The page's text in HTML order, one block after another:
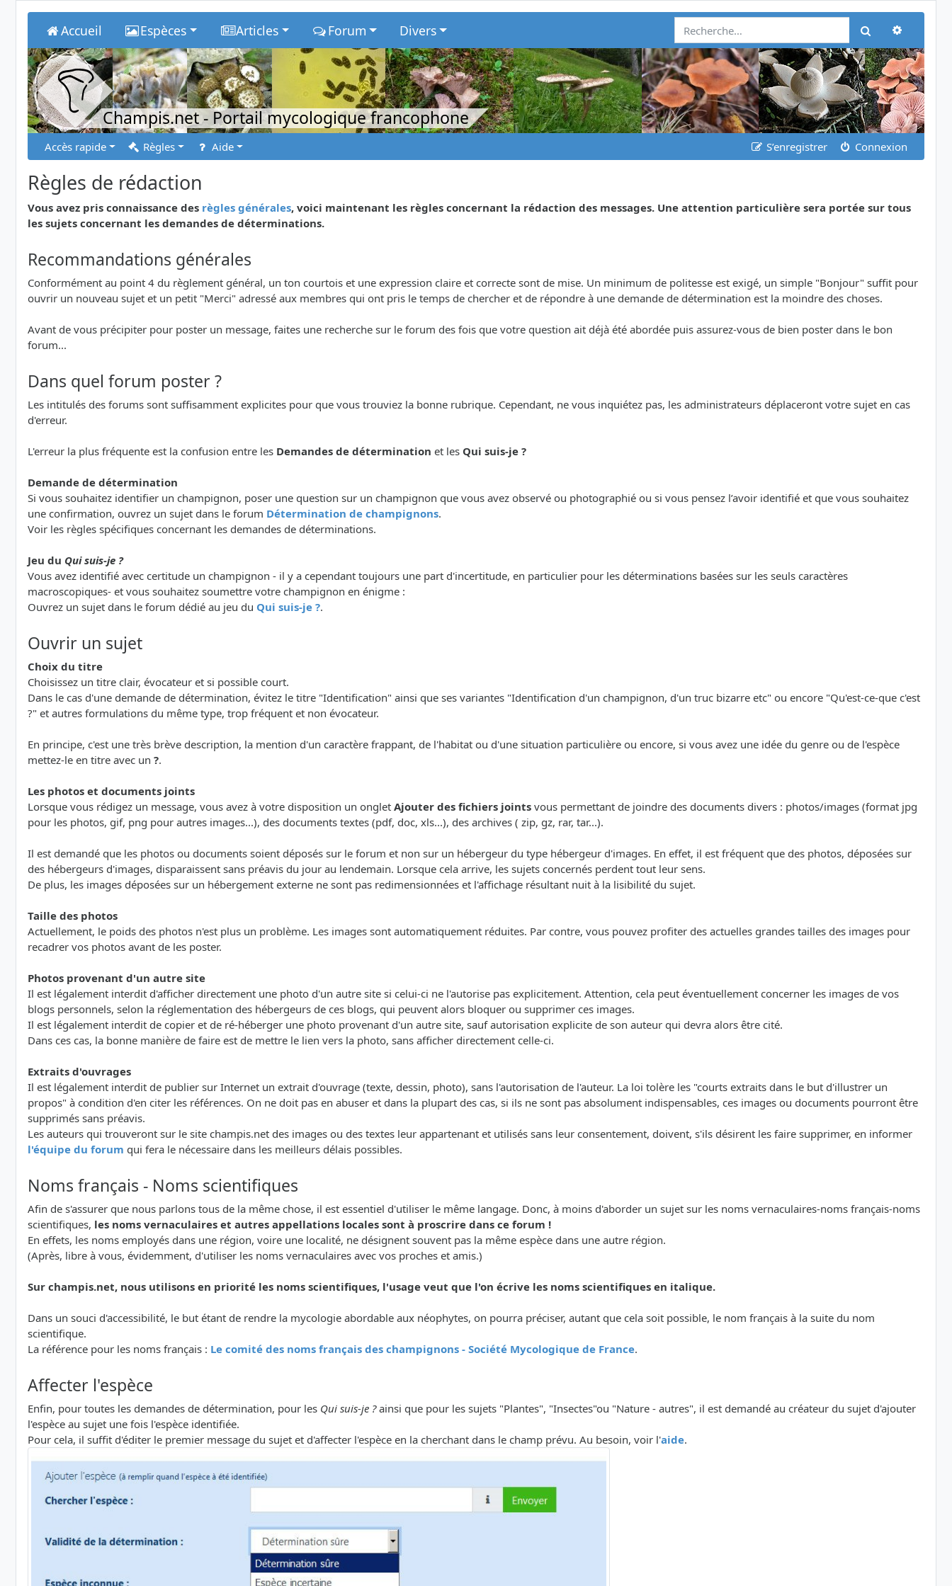
Accueil Espèces Articles Forum Divers Rechercher
Champis.net- Portail mycologique francophone
Accès rapide Règles Aide S’enregistrer Connexion
Règles de rédaction
Vous avez pris connaissance des règles générales, voici maintenant les règles concernant la rédaction des messages. Une attention particulière sera portée sur tous
les sujets concernant les demandes de déterminations.
Recommandations générales
Conformément au point 4 du règlement général, un ton courtois et une expression claire et correcte sont de mise. Un minimum de politesse est exigé, un simple "Bonjour" suffit pour
ouvrir un nouveau sujet et un petit "Merci" adressé aux membres qui ont pris le temps de chercher et de répondre à une demande de détermination est la moindre des choses.
Avant de vous précipiter pour poster un message, faites une recherche sur le forum des fois que votre question ait déjà été abordée puis assurez-vous de bien poster dans le bon
forum...
Dans quel forum poster ?
Les intitulés des forums sont suffisamment explicites pour que vous trouviez la bonne rubrique. Cependant, ne vous inquiétez pas, les administrateurs déplaceront votre sujet en cas
d'erreur.
L'erreur la plus fréquente est la confusion entre les Demandes de détermination et les Qui suis-je ?
Demande de détermination
Si vous souhaitez identifier un champignon, poser une question sur un champignon que vous avez observé ou photographié ou si vous pensez l’avoir identifié et que vous souhaitez
une confirmation, ouvrez un sujet dans le forum Détermination de champignons.
Voir les règles spécifiques concernant les demandes de déterminations.
Jeu du Qui suis-je ?
Vous avez identifié avec certitude un champignon - il y a cependant toujours une part d'incertitude, en particulier pour les déterminations basées sur les seuls caractères
macroscopiques- et vous souhaitez soumettre votre champignon en énigme :
Ouvrez un sujet dans le forum dédié au jeu du Qui suis-je ?.
Ouvrir un sujet
Choix du titre
Choisissez un titre clair, évocateur et si possible court.
Dans le cas d'une demande de détermination, évitez le titre "Identification" ainsi que ses variantes "Identification d'un champignon, d'un truc bizarre etc" ou encore "Qu'est-ce-que c'est
?" et autres formulations du même type, trop fréquent et non évocateur.
En principe, c'est une très brève description, la mention d'un caractère frappant, de l'habitat ou d'une situation particulière ou encore, si vous avez une idée du genre ou de l'espèce
mettez-le en titre avec un ?.
Les photos et documents joints
Lorsque vous rédigez un message, vous avez à votre disposition un onglet Ajouter des fichiers joints vous permettant de joindre des documents divers : photos/images (format jpg
pour les photos, gif, png pour autres images...), des documents textes (pdf, doc, xls...), des archives ( zip, gz, rar, tar...).
Il est demandé que les photos ou documents soient déposés sur le forum et non sur un hébergeur du type hébergeur d'images. En effet, il est fréquent que des photos, déposées sur
des hébergeurs d'images, disparaissent sans préavis du jour au lendemain. Lorsque cela arrive, les sujets concernés perdent tout leur sens.
De plus, les images déposées sur un hébergement externe ne sont pas redimensionnées et l'affichage résultant nuit à la lisibilité du sujet.
Taille des photos
Actuellement, le poids des photos n'est plus un problème. Les images sont automatiquement réduites. Par contre, vous pouvez profiter des actuelles grandes tailles des images pour
recadrer vos photos avant de les poster.
Photos provenant d'un autre site
Il est légalement interdit d'afficher directement une photo d'un autre site si celui-ci ne l'autorise pas explicitement. Attention, cela peut éventuellement concerner les images de vos
blogs personnels, selon la réglementation des hébergeurs de ces blogs, qui peuvent alors bloquer ou supprimer ces images.
Il est légalement interdit de copier et de ré-héberger une photo provenant d'un autre site, sauf autorisation explicite de son auteur qui devra alors être cité.
Dans ces cas, la bonne manière de faire est de mettre le lien vers la photo, sans afficher directement celle-ci.
Extraits d'ouvrages
Il est légalement interdit de publier sur Internet un extrait d'ouvrage (texte, dessin, photo), sans l'autorisation de l'auteur. La loi tolère les "courts extraits dans le but d'illustrer un
propos" à condition d'en citer les références. On ne doit pas en abuser et dans la plupart des cas, si ils ne sont pas absolument indispensables, ces images ou documents pourront être
supprimés sans préavis.
Les auteurs qui trouveront sur le site champis.net des images ou des textes leur appartenant et utilisés sans leur consentement, doivent, s'ils désirent les faire supprimer, en informer
l'équipe du forum qui fera le nécessaire dans les meilleurs délais possibles.
Noms français - Noms scientifiques
Afin de s'assurer que nous parlons tous de la même chose, il est essentiel d'utiliser le même langage. Donc, à moins d'aborder un sujet sur les noms vernaculaires-noms français-noms
scientifiques, les noms vernaculaires et autres appellations locales sont à proscrire dans ce forum !
En effets, les noms employés dans une région, voire une localité, ne désignent souvent pas la même espèce dans une autre région.
(Après, libre à vous, évidemment, d'utiliser les noms vernaculaires avec vos proches et amis.)
Sur champis.net, nous utilisons en priorité les noms scientifiques, l'usage veut que l'on écrive les noms scientifiques en italique.
Dans un souci d'accessibilité, le but étant de rendre la mycologie abordable aux néophytes, on pourra préciser, autant que cela soit possible, le nom français à la suite du nom
scientifique.
La référence pour les noms français : Le comité des noms français des champignons - Société Mycologique de France.
Affecter l'espèce
Enfin, pour toutes les demandes de détermination, pour les Qui suis-je ?ainsi que pour les sujets "Plantes", "Insectes"ou "Nature - autres", il est demandé au créateur du sujet d'ajouter
l'espèce au sujet une fois l'espèce identifiée.
Pour cela, il suffit d'éditer le premier message du sujet et d'affecter l'espèce en la cherchant dans le champ prévu. Au besoin, voir l'aide.